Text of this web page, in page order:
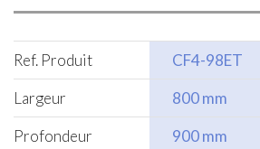
Ref. Produit
CF4-98ET
Largeur
800 mm
Profondeur
900 mm